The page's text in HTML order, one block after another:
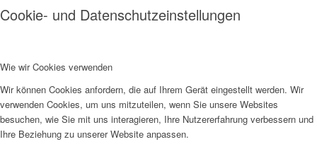
Cookie- und Datenschutzeinstellungen
Wie wir Cookies verwenden
Wir können Cookies anfordern, die auf Ihrem Gerät eingestellt werden. Wir
verwenden Cookies, um uns mitzuteilen, wenn Sie unsere Websites
besuchen, wie Sie mit uns interagieren, Ihre Nutzererfahrung verbessern und
Ihre Beziehung zu unserer Website anpassen.